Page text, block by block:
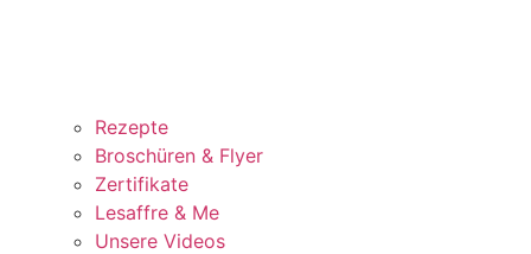
Rezepte
Broschüren & Flyer
Zertifikate
Lesaffre & Me
Unsere Videos